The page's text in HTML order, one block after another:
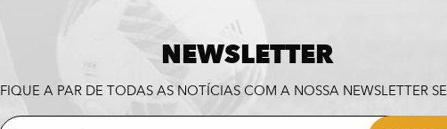
NEWSLETTER
FIQUE A PAR DE TODAS AS NOTÍCIAS COM A NOSSA NEWSLETTER